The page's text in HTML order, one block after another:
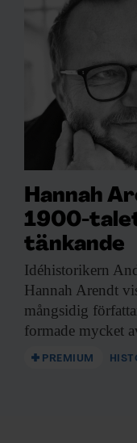
Hannah
1900-
tänkande
Idéhistorikern
Hannah Arendt
mångsidig
formade mycket
PREMIUM